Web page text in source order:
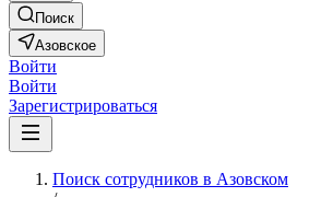
Поиск
Азовское
Войти
Войти
Зарегистрироваться
Поиск сотрудников в Азовском